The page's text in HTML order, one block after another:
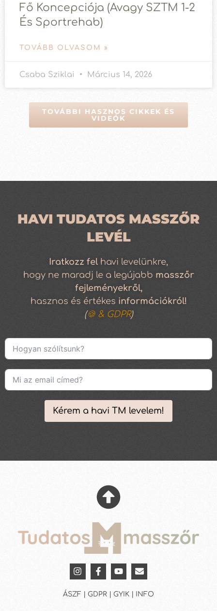
Fő Koncepciója (avagy SZTM 1-2
És Sportrehab)
TOVÁBB OLVASOM »
Csaba Sziklai Március 14, 2026
TOVÁBBI HASZNOS CIKKEK ÉS
VIDEÓK
HAVI TUDATOS MASSZŐR
LEVÉL
Iratkozz fel havi levelünkre,
hogy ne maradj le a legújabb masszőr
fejleményekről,
hasznos és értékes információkról!
(🍪 & GDPR)
Kérem a havi TM levelem!
ÁSZF | GDPR | GYIK | INFO